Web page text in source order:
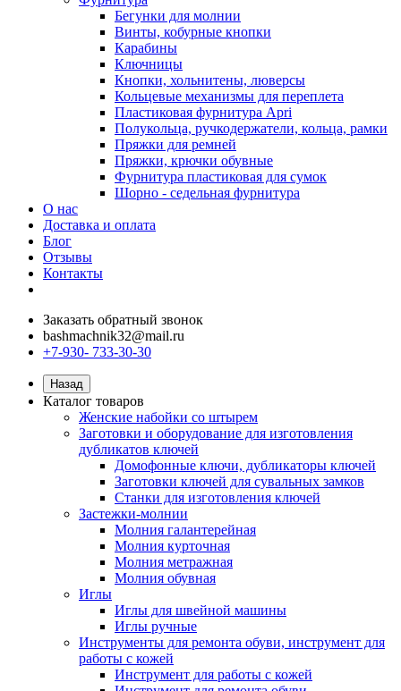
Бегунки для молнии
Винты, кобурные кнопки
Карабины
Ключницы
Кнопки, хольнитены, люверсы
Кольцевые механизмы для переплета
Пластиковая фурнитура Apri
Полукольца, ручкодержатели, кольца, рамки
Пряжки для ремней
Пряжки, крючки обувные
Фурнитура пластиковая для сумок
Шорно - седельная фурнитура
О нас
Доставка и оплата
Блог
Отзывы
Контакты
Заказать обратный звонок
bashmachnik32@mail.ru
+7-930- 733-30-30
Назад
Каталог товаров
Женские набойки со штырем
Заготовки и оборудование для изготовления
дубликатов ключей
Домофонные ключи, дубликаторы ключей
Заготовки ключей для сувальных замков
Станки для изготовления ключей
Застежки-молнии
Молния галантерейная
Молния курточная
Молния метражная
Молния обувная
Иглы
Иглы для швейной машины
Иглы ручные
Инструменты для ремонта обуви, инструмент для
работы с кожей
Инструмент для работы с кожей